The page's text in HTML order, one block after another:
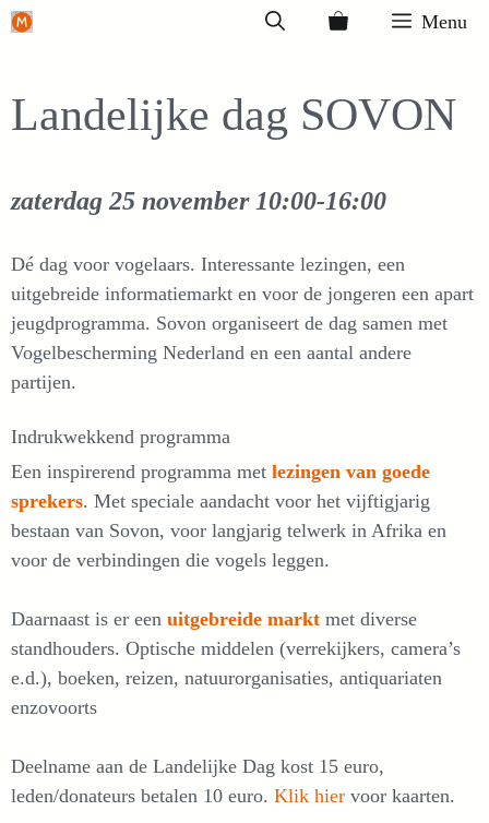
Ga
inhoud
Menu
Landelijke dag SOVON
zaterdag 25 november 10:00-16:00
Dé dag voor vogelaars. Interessante lezingen, een
uitgebreide informatiemarkt en voor de jongeren een apart
jeugdprogramma. Sovon organiseert de dag samen met
Vogelbescherming Nederland en een aantal andere
partijen.
Indrukwekkend programma
Een inspirerend programma met lezingen van goede
sprekers. Met speciale aandacht voor het vijftigjarig
bestaan van Sovon, voor langjarig telwerk in Afrika en
voor de verbindingen die vogels leggen.
Daarnaast is er een uitgebreide markt met diverse
standhouders. Optische middelen (verrekijkers, camera’s
e.d.), boeken, reizen, natuurorganisaties, antiquariaten
enzovoorts
Deelname aan de Landelijke Dag kost 15 euro,
leden/donateurs betalen 10 euro. Klik hier voor kaarten.